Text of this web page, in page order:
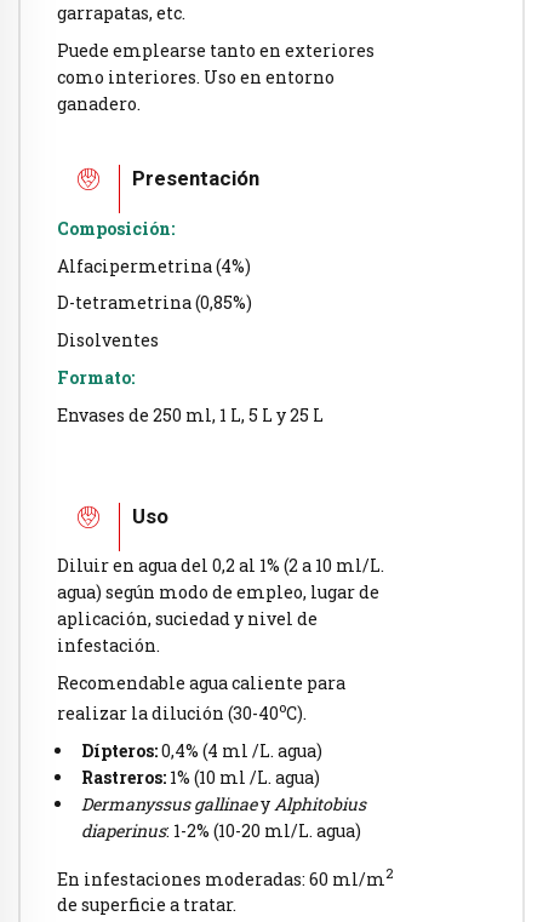
garrapatas, etc.
Puede emplearse tanto en exteriores
como interiores. Uso en entorno
ganadero.
Presentación
Composición:
Alfacipermetrina (4%)
D-tetrametrina (0,85%)
Disolventes
Formato:
Envases de 250 ml, 1 L, 5 L y 25 L
Uso
Diluir en agua del 0,2 al 1% (2 a 10 ml/L.
agua) según modo de empleo, lugar de
aplicación, suciedad y nivel de
infestación.
Recomendable agua caliente para
realizar la dilución (30-40oC).
Dípteros:0,4% (4 ml /L. agua)
Rastreros: 1% (10 ml /L. agua)
Dermanyssus gallinaey Alphitobius
diaperinus: 1-2% (10-20 ml/L. agua)
En infestaciones moderadas: 60 ml/m 2
de superficie a tratar.